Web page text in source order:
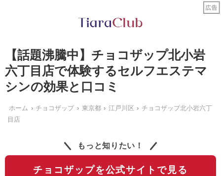
【話題沸騰中】チョコザップ北小岩
六丁目店で体験するセルフエステマ
シンの効果と口コミ
ホーム チョコザップ 東京都 江戸川区
チョコザップ北小岩六丁
目店
もっと知りたい！
チョコザップを公式サイトで見る